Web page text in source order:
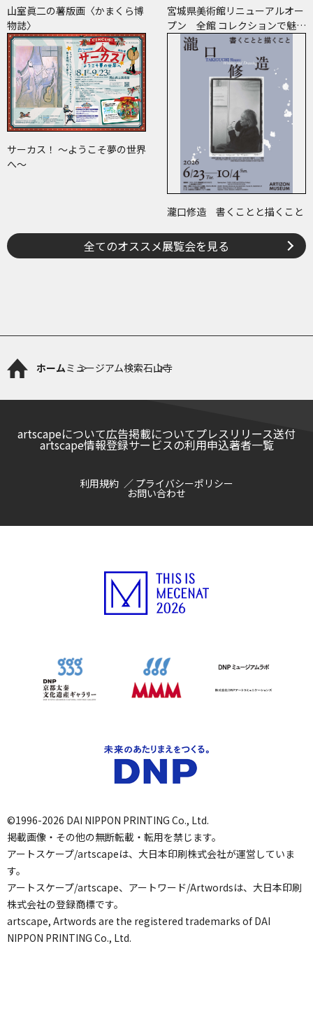
山室眞二の薯版画〈かまくら博
物誌〉
宮城県美術館リニューアルオー
プン 全館 コレクションで魅せ
ます 美術の時代
サーカス！ ～ようこそ夢の世界
へ～
瀧口修造 書くことと描くこと
全てのオススメ展覧会を見る
ホームミュージアム検索石山寺
artscapeについて広告掲載についてプレスリリース送付
artscape情報登録サービスの利用申込著者一覧
利用規約 プライバシーポリシー
お問い合わせ
©1996-2026 DAI NIPPON PRINTING Co., Ltd.
掲載画像・その他の無断転載・転用を禁じます。
アートスケープ/artscapeは、大日本印刷株式会社が運営していま
す。
アートスケープ/artscape、アートワード/Artwordsは、大日本印刷
株式会社の登録商標です。
artscape, Artwords are the registered trademarks of DAI
NIPPON PRINTING Co., Ltd.